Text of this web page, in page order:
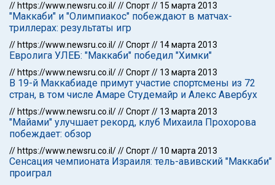
// https://www.newsru.co.il///Спорт// 15 марта 2013
"Маккаби" и "Олимпиакос" побеждают в матчах-
триллерах: результаты игр
// https://www.newsru.co.il///Спорт// 14 марта 2013
Евролига УЛЕБ: "Маккаби" победил "Химки"
// https://www.newsru.co.il///Спорт// 13 марта 2013
В 19-й Маккабиаде примут участие спортсмены из 72
стран, в том числе Амаре Студемайр и Алекс Авербух
// https://www.newsru.co.il///Спорт// 13 марта 2013
"Майами" улучшает рекорд, клуб Михаила Прохорова
побеждает: обзор
// https://www.newsru.co.il///Спорт// 10 марта 2013
Сенсация чемпионата Израиля: тель-авивский "Маккаби"
проиграл